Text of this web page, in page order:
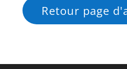
Retour page